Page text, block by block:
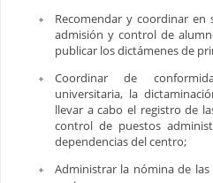
Recomendar y coordinar en
admisión y control de
publicar los dictámenes de
Coordinar de
universitaria, la
llevar a cabo el registro de
control de puestos
dependencias del centro;
Administrar la nómina de